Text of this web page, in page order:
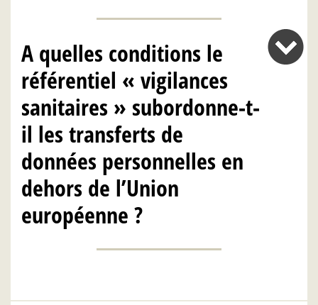
A quelles conditions le
référentiel « vigilances
sanitaires » subordonne-t-
il les transferts de
données personnelles en
dehors de l’Union
européenne ?